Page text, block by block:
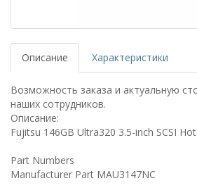
Описание Характеристики
Возможность заказа и актуальную
наших сотрудников.
Описание:
Fujitsu 146GB Ultra320 3.5-inch SCSI
Part Numbers
Manufacturer Part MAU3147NC